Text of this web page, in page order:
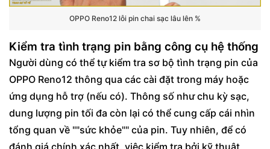
OPPO Reno12 lỗi pin chai sạc lâu lên %
Kiểm tra tình trạng pin bằng công cụ hệ thống
Người dùng có thể tự kiểm tra sơ bộ tình trạng pin của
OPPO Reno12 thông qua các cài đặt trong máy hoặc
ứng dụng hỗ trợ (nếu có). Thông số như chu kỳ sạc,
dung lượng pin tối đa còn lại có thể cung cấp cái nhìn
tổng quan về ""sức khỏe"" của pin. Tuy nhiên, để có
đánh giá chính xác nhất, việc kiểm tra bởi kỹ thuật